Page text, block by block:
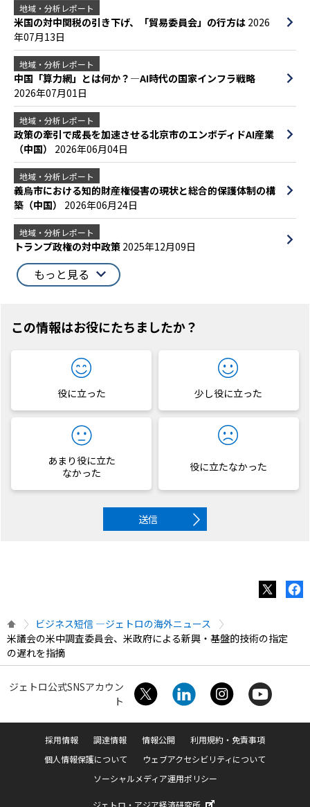
地域・分析レポート
米国の対中関税の引き下げ、「貿易委員会」の行方は 2026
年07月13日
地域・分析レポート
中国「算力網」とは何か？—AI時代の国家インフラ戦略
2026年07月01日
地域・分析レポート
政策の牽引で成長を加速させる北京市のエンボディドAI産業
（中国） 2026年06月04日
地域・分析レポート
義烏市における知的財産権侵害の現状と総合的保護体制の構
築（中国） 2026年06月24日
地域・分析レポート
トランプ政権の対中政策 2025年12月09日
もっと見る
この情報はお役にたちましたか？
役に立った 少し役に立った
あまり役に立た
なかった
役に立たなかった
送信
ビジネス短信 ―ジェトロの海外ニュース
米議会の米中調査委員会、米政府による新興・基盤的技術の指定
の遅れを指摘
ジェトロ公式SNSアカウン
ト
採用情報 調達情報 情報公開
利用規約・免責事項
個人情報保護について
ウェブアクセシビリティについて
ソーシャルメディア運用ポリシー